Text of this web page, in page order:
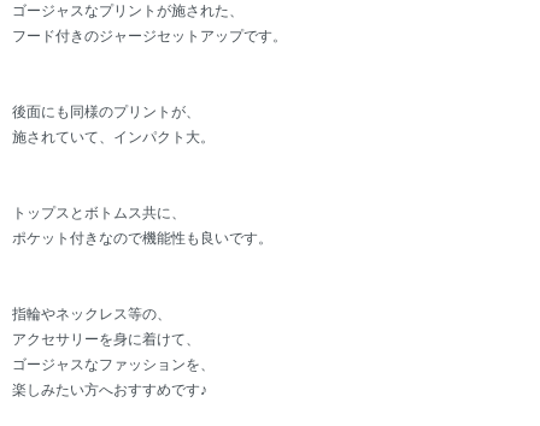
ゴージャスなプリントが施された、
フード付きのジャージセットアップです。
後面にも同様のプリントが、
施されていて、インパクト大。
トップスとボトムス共に、
ポケット付きなので機能性も良いです。
指輪やネックレス等の、
アクセサリーを身に着けて、
ゴージャスなファッションを、
楽しみたい方へおすすめです♪